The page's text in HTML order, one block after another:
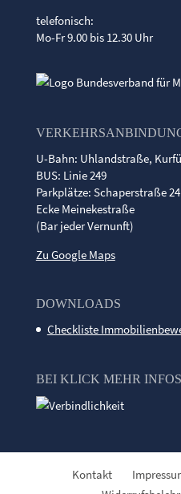
telefonisch:
Mo-Fr 9.00 bis 12.30 Uhr
U-Bahn: Uhlandstraße,
BUS: Linie 249
Parkplätze: Schaperstraße
Ecke Meinekestraße
(Bar jeder Vernunft)
Zu Google Maps
DOWNLOADS
Checkliste
BEI KLICK MEHR INFOS
Kontakt